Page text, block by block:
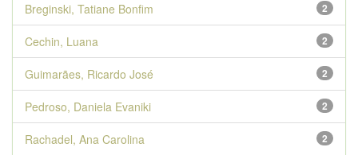
2
Breginski, Tatiane Bonfim
2
Cechin, Luana
2
Guimarães, Ricardo José
2
Pedroso, Daniela Evaniki
2
Rachadel, Ana Carolina